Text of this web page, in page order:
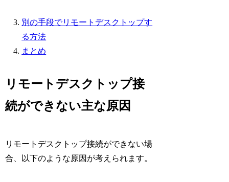
別の手段でリモートデスクトップす
る方法
まとめ
リモートデスクトップ接
続ができない主な原因
リモートデスクトップ接続ができない場
合、以下のような原因が考えられます。